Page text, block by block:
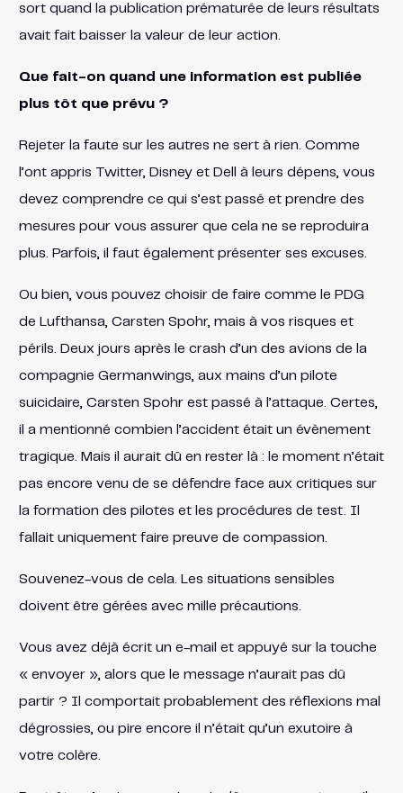
sort quand la publication prématurée de leurs résultats
avait fait baisser la valeur de leur action.
Que fait-on quand une information est publiée
plus tôt que prévu ?
Rejeter la faute sur les autres ne sert à rien. Comme
l’ont appris Twitter, Disney et Dell à leurs dépens, vous
devez comprendre ce qui s’est passé et prendre des
mesures pour vous assurer que cela ne se reproduira
plus. Parfois, il faut également présenter ses excuses.
Ou bien, vous pouvez choisir de faire comme le PDG
de Lufthansa, Carsten Spohr, mais à vos risques et
périls. Deux jours après le crash d’un des avions de la
compagnie Germanwings, aux mains d’un pilote
suicidaire, Carsten Spohr est passé à l’attaque. Certes,
il a mentionné combien l’accident était un évènement
tragique. Mais il aurait dû en rester là : le moment n’était
pas encore venu de se défendre face aux critiques sur
la formation des pilotes et les procédures de test. Il
fallait uniquement faire preuve de compassion.
Souvenez-vous de cela. Les situations sensibles
doivent être gérées avec mille précautions.
Vous avez déjà écrit un e-mail et appuyé sur la touche
« envoyer », alors que le message n’aurait pas dû
partir ? Il comportait probablement des réflexions mal
dégrossies, ou pire encore il n’était qu’un exutoire à
votre colère.